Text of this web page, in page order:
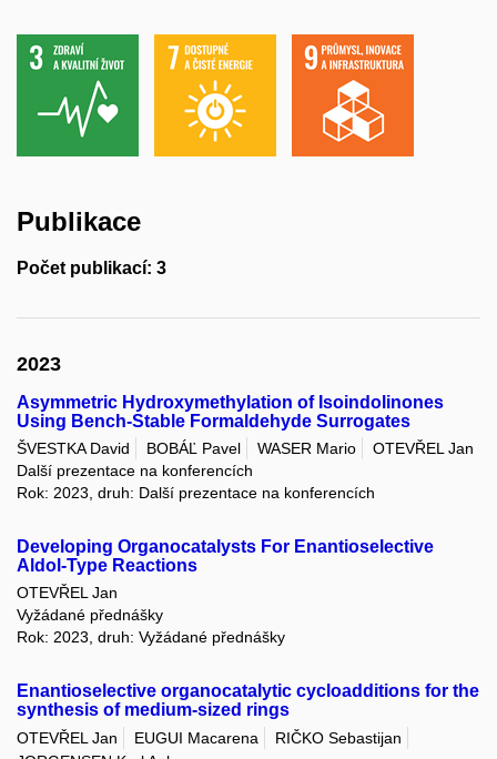
Publikace
Počet publikací: 3
2023
Asymmetric Hydroxymethylation of Isoindolinones
Using Bench-Stable Formaldehyde Surrogates
ŠVESTKA David BOBÁĽ Pavel WASER Mario
OTEVŘEL Jan
Další prezentace na konferencích
Rok: 2023, druh: Další prezentace na konferencích
Developing Organocatalysts For Enantioselective
Aldol-Type Reactions
OTEVŘEL Jan
Vyžádané přednášky
Rok: 2023, druh: Vyžádané přednášky
Enantioselective organocatalytic cycloadditions for the
synthesis of medium-sized rings
OTEVŘEL Jan EUGUI Macarena
RIČKO Sebastijan